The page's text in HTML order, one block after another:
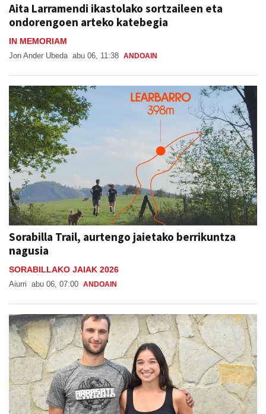
Aita Larramendi ikastolako sortzaileen eta
ondorengoen arteko katebegia
IN MEMORIAM
Jon Ander Ubeda abu 06, 11:38 ANDOAIN
Sorabilla Trail, aurtengo jaietako berrikuntza
nagusia
SORABILLAKO JAIAK 2026
Aiurri abu 06, 07:00 ANDOAIN